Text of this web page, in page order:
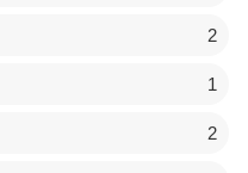
2
1
2